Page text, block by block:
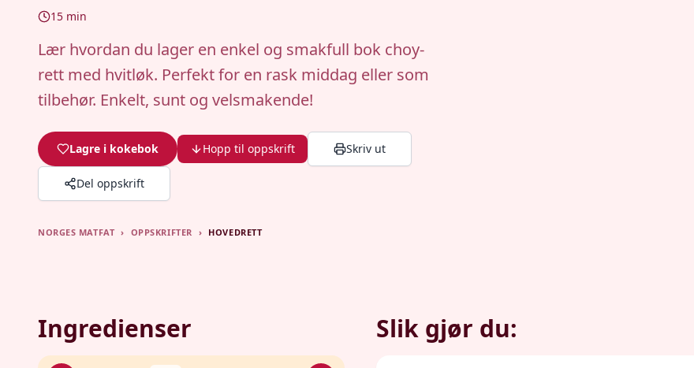
15 min
Lær hvordan du lager en enkel og smakfull bok choy-
rett med hvitløk. Perfekt for en rask middag eller som
tilbehør. Enkelt, sunt og velsmakende!
Lagre i kokebok Hopp til oppskrift Skriv ut
Del oppskrift
NORGES MATFAT › OPPSKRIFTER › HOVEDRETT
Ingredienser Slik gjør du: